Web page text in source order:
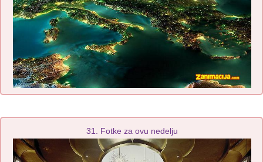
31. Fotke za ovu nedelju